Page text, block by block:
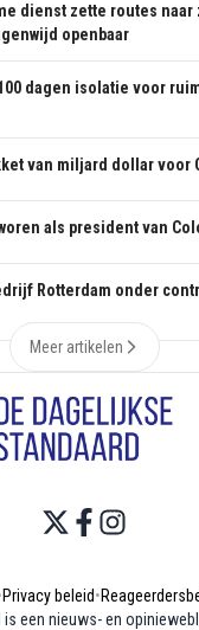
dienst zette routes naar
openbaar
dagen isolatie voor
van miljard dollar voor
als president van
Rotterdam onder
Meer artikelen
Privacy beleid•
is een nieuws- en